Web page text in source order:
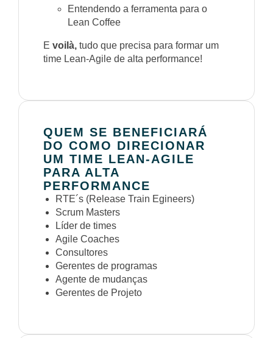
Entendendo a ferramenta para o
Lean Coffee
E voilà, tudo que precisa para formar um
time Lean-Agile de alta performance!
QUEM SE BENEFICIARÁ
DO COMO DIRECIONAR
UM TIME LEAN-AGILE
PARA ALTA
PERFORMANCE
RTE´s (Release Train Egineers)
Scrum Masters
Líder de times
Agile Coaches
Consultores
Gerentes de programas
Agente de mudanças
Gerentes de Projeto